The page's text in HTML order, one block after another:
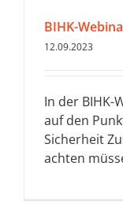
BIHK-
12.09.2023
In der BIHK-
auf den
Sicherheit
achten